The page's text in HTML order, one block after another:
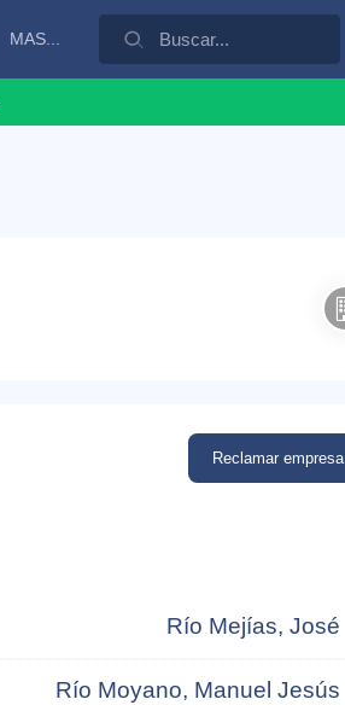
MAS...
Reclamar empresa
Río Mejías, José
Río Moyano, Manuel Jesús